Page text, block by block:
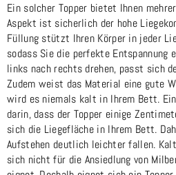
Ein solcher Topper bietet Ihnen
Aspekt ist sicherlich der hohe
Füllung stützt Ihren Körper in jeder
sodass Sie die perfekte Entspannung
links nach rechts drehen, passt sich
Zudem weist das Material eine gute
wird es niemals kalt in Ihrem Bett.
darin, dass der Topper einige
sich die Liegefläche in Ihrem Bett.
Aufstehen deutlich leichter fallen.
sich nicht für die Ansiedlung von